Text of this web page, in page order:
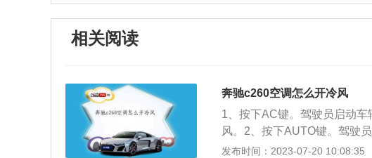
相关阅读
奔驰c260空调怎么开冷风
1、按下AC键。驾驶员启动
风。2、按下AUTO键。驾驶
空调由压缩机、冷凝器、蒸发
发布时间：2023-07-20 10:08:35